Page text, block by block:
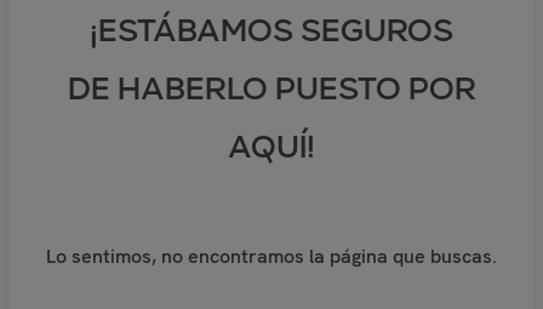
¡ESTÁBAMOS SEGUROS
DE HABERLO PUESTO POR
AQUÍ!
Lo sentimos, no encontramos la página que buscas.